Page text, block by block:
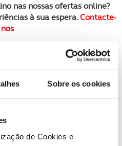
Sobre os cookies
de Cookies e
nas nossas ofertas online?
à sua espera.Contacte-
nos